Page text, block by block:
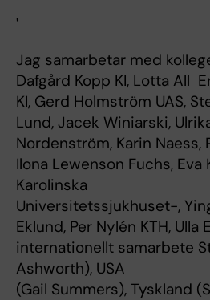
'
Jag samarbetar med
Dafgård Kopp KI, Lotta All
KI, Gerd Holmström UAS,
Lund, Jacek Winiarski,
Nordenström, Karin Naess,
Ilona Lewenson Fuchs, Eva
Karolinska
Universitetssjukhuset-,
Eklund, Per Nylén KTH, Ulla
internationellt samarbete
Ashworth), USA
(Gail Summers), Tyskland